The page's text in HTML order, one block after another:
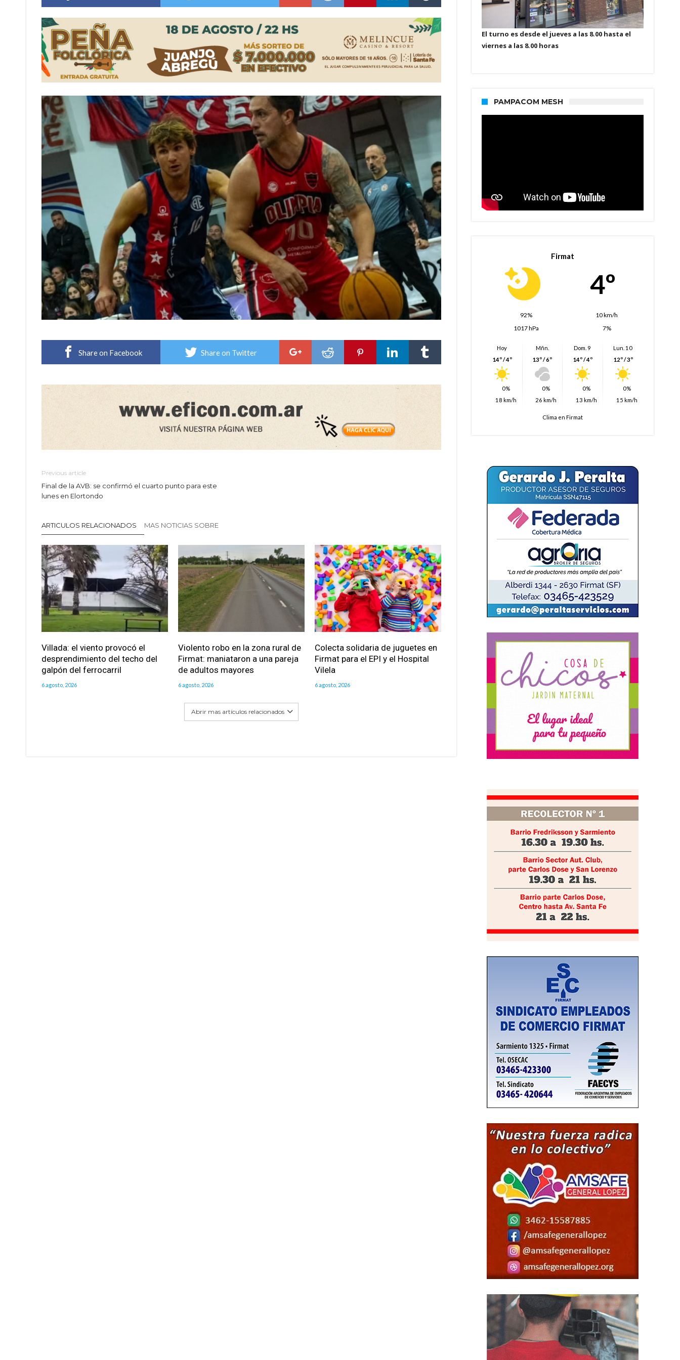
Villada: evalúan obras preventivas ante posibles lluvias intensas
Share on Facebook Share on Twitter
Previous article
Final de la AVB: se confirmó el cuarto punto para este
lunes en Elortondo
ARTICULOS RELACIONADOS MAS NOTICIAS SOBRE
Villada: el viento provocó el
desprendimiento del techo del
galpón del ferrocarril
6 agosto, 2026
Violento robo en la zona rural de
Firmat: maniataron a una pareja
de adultos mayores
6 agosto, 2026
Colecta solidaria de juguetes en
Firmat para el EPI y el Hospital
Vilela
6 agosto, 2026
Abrir mas artículos relacionados
El turno es desde el jueves a las 8.00 hasta el
viernes a las 8.00 horas
PAMPACOM MESH
Firmat
4º
92%
10 km/h
1017 hPa
7%
Hoy
14º / 4º
0%
18 km/h
Mñn.
13º / 6º
0%
26 km/h
Dom. 9
14º / 4º
0%
13 km/h
Lun. 10
12º / 3º
0%
15 km/h
Clima en Firmat